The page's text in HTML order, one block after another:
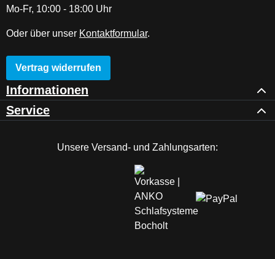
Mo-Fr, 10:00 - 18:00 Uhr
Oder über unser Kontaktformular.
Vertrag widerrufen
Informationen
Service
Unsere Versand- und Zahlungsarten: